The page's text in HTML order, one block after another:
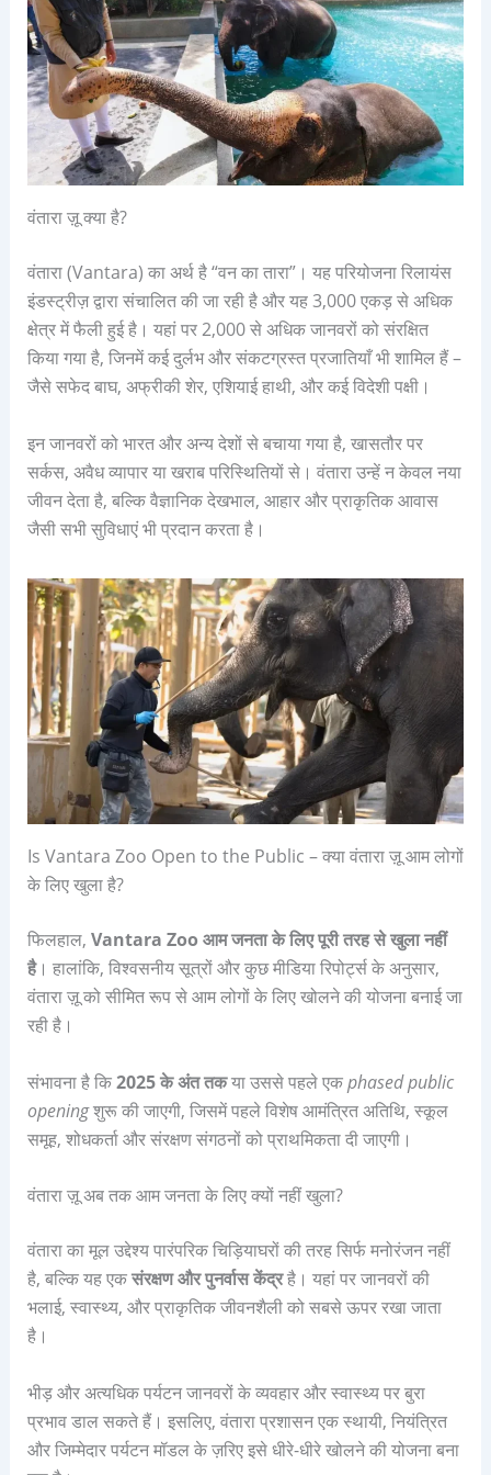
वंतारा ज़ू क्या है?
वंतारा (Vantara) का अर्थ है “वन का तारा”। यह परियोजना रिलायंस
इंडस्ट्रीज़ द्वारा संचालित की जा रही है और यह 3,000 एकड़ से अधिक
क्षेत्र में फैली हुई है। यहां पर 2,000 से अधिक जानवरों को संरक्षित
किया गया है, जिनमें कई दुर्लभ और संकटग्रस्त प्रजातियाँ भी शामिल हैं –
जैसे सफेद बाघ, अफ्रीकी शेर, एशियाई हाथी, और कई विदेशी पक्षी।
इन जानवरों को भारत और अन्य देशों से बचाया गया है, खासतौर पर
सर्कस, अवैध व्यापार या खराब परिस्थितियों से। वंतारा उन्हें न केवल नया
जीवन देता है, बल्कि वैज्ञानिक देखभाल, आहार और प्राकृतिक आवास
जैसी सभी सुविधाएं भी प्रदान करता है।
Is Vantara Zoo Open to the Public – क्या वंतारा ज़ू आम लोगों
के लिए खुला है?
फिलहाल, Vantara Zoo आम जनता के लिए पूरी तरह से खुला नहीं
है। हालांकि, विश्वसनीय सूत्रों और कुछ मीडिया रिपोर्ट्स के अनुसार,
वंतारा ज़ू को सीमित रूप से आम लोगों के लिए खोलने की योजना बनाई जा
रही है।
संभावना है कि2025 के अंत तकया उससे पहले एकphased public
openingशुरू की जाएगी, जिसमें पहले विशेष आमंत्रित अतिथि, स्कूल
समूह, शोधकर्ता और संरक्षण संगठनों को प्राथमिकता दी जाएगी।
वंतारा ज़ू अब तक आम जनता के लिए क्यों नहीं खुला?
वंतारा का मूल उद्देश्य पारंपरिक चिड़ियाघरों की तरह सिर्फ मनोरंजन नहीं
है, बल्कि यह एकसंरक्षण और पुनर्वास केंद्रहै। यहां पर जानवरों की
भलाई, स्वास्थ्य, और प्राकृतिक जीवनशैली को सबसे ऊपर रखा जाता
है।
भीड़ और अत्यधिक पर्यटन जानवरों के व्यवहार और स्वास्थ्य पर बुरा
प्रभाव डाल सकते हैं। इसलिए, वंतारा प्रशासन एक स्थायी, नियंत्रित
और जिम्मेदार पर्यटन मॉडल के ज़रिए इसे धीरे-धीरे खोलने की योजना बना